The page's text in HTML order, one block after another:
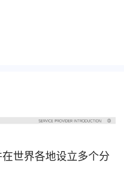
世界各地设立多个分